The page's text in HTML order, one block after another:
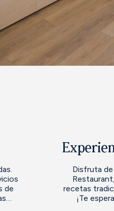
de
Disfruta
recetas
¡Te